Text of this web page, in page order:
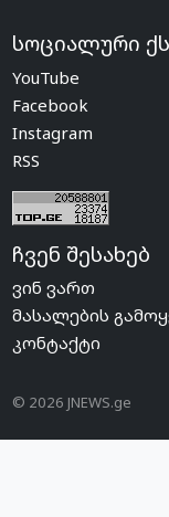
სოციალური
YouTube
Facebook
Instagram
RSS
ჩვენ შესახებ
ვინ ვართ
მასალების
კონტაქტი
© 2026 JNEWS.ge